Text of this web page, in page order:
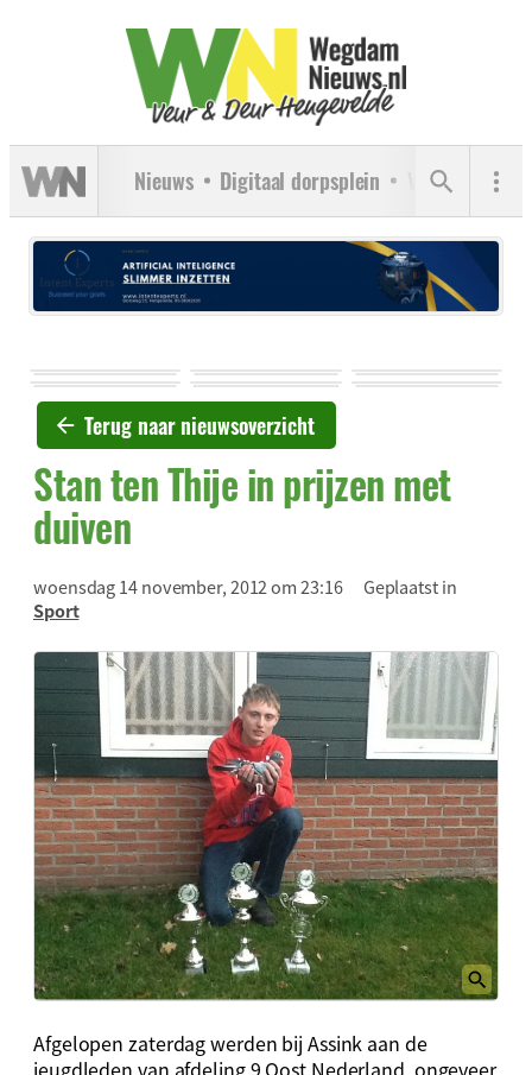
Nieuws Digitaal dorpsplein Verenigingen
Terug naar nieuwsoverzicht
Stan ten Thije in prijzen met
duiven
woensdag 14 november, 2012 om 23:16
Geplaatst in
Sport
Afgelopen zaterdag werden bij Assink aan de
jeugdleden van afdeling 9 Oost Nederland ongeveer